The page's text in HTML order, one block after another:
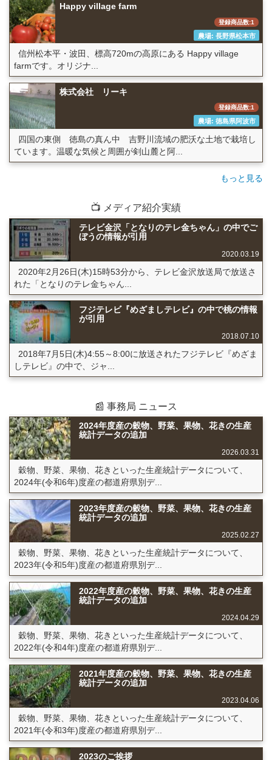
Happy village farm
登録商品数:1
農場: 長野県松本市
信州松本平・波田、標高720mの高原にある Happy village
farmです。オリジナ...
株式会社 リーキ
登録商品数:1
農場: 徳島県阿波市
四国の東側 徳島の真ん中 吉野川流域の肥沃な土地で栽培し
ています。温暖な気候と周囲が剣山麓と阿...
もっと見る
📺 メディア紹介実績
テレビ金沢「となりのテレ金ちゃん」の中でご
ぼうの情報が引用
2020.03.19
2020年2月26日(木)15時53分から、テレビ金沢放送局で放送さ
れた「となりのテレ金ちゃん...
フジテレビ『めざましテレビ』の中で桃の情報
が引用
2018.07.10
2018年7月5日(木)4:55～8:00に放送されたフジテレビ『めざま
しテレビ』の中で、ジャ...
📰 事務局 ニュース
2024年度産の穀物、野菜、果物、花きの生産
統計データの追加
2026.03.31
穀物、野菜、果物、花きといった生産統計データについて、
2024年(令和6年)度産の都道府県別デ...
2023年度産の穀物、野菜、果物、花きの生産
統計データの追加
2025.02.27
穀物、野菜、果物、花きといった生産統計データについて、
2023年(令和5年)度産の都道府県別デ...
2022年度産の穀物、野菜、果物、花きの生産
統計データの追加
2024.04.29
穀物、野菜、果物、花きといった生産統計データについて、
2022年(令和4年)度産の都道府県別デ...
2021年度産の穀物、野菜、果物、花きの生産
統計データの追加
2023.04.06
穀物、野菜、果物、花きといった生産統計データについて、
2021年(令和3年)度産の都道府県別デ...
2023のご挨拶